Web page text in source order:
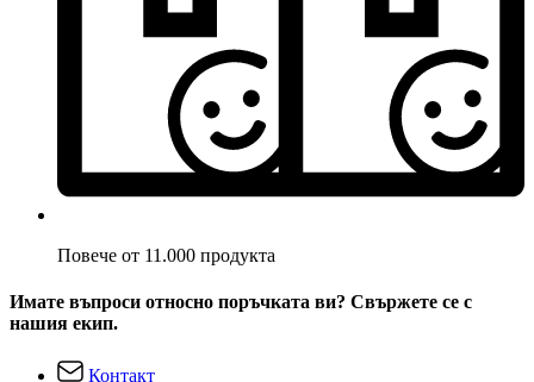
Повече от 11.000 продукта
Имате въпроси относно поръчката ви? Свържете се с
нашия екип.
Контакт